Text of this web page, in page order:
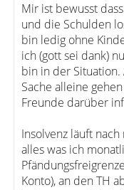
Mir ist bewusst
und die Schulden
bin ledig ohne
ich (gott sei dank)
bin in der
Sache alleine
Freunde darüber
Insolvenz läuft
alles was ich
Konto), an den TH